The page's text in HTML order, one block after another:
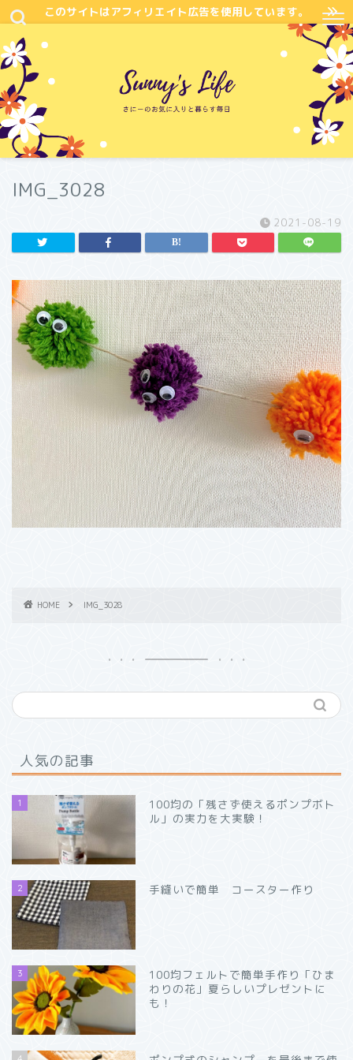
このサイトはアフィリエイト広告を使用しています。
IMG_3028
2021-08-19
HOME IMG_3028
人気の記事
1
100均の「残さず使えるポンプボト
ル」の実力を大実験！
2 手縫いで簡単 コースター作り
3
100均フェルトで簡単手作り「ひま
わりの花」夏らしいプレゼントに
も！